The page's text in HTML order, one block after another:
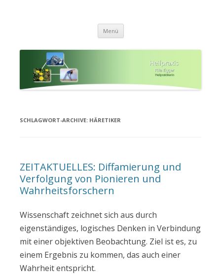
a.d. Alz (Nähe Chiemsee)
Lebenskräfte
Menü Zum
springen
SCHLAGWORT-ARCHIVE: HÄRETIKER
ZEITAKTUELLES: Diffamierung und
Verfolgung von Pionieren und
Wahrheitsforschern
Wissenschaft zeichnet sich aus durch
eigenständiges, logisches Denken in Verbindung
mit einer objektiven Beobachtung. Ziel ist es, zu
einem Ergebnis zu kommen, das auch einer
Wahrheit entspricht.